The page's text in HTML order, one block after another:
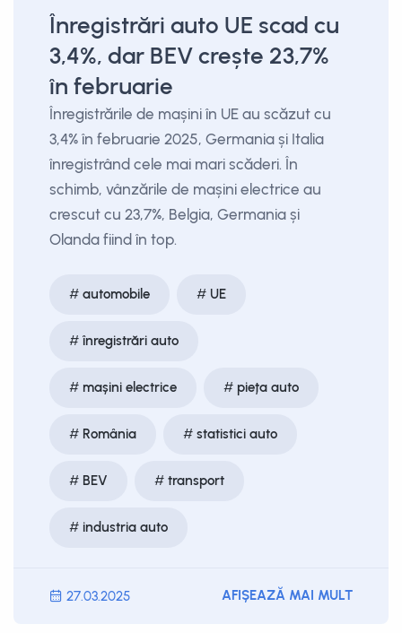
Înregistrări auto UE scad cu
3,4%, dar BEV crește 23,7%
în februarie
Înregistrările de mașini în UE au scăzut cu
3,4% în februarie 2025, Germania și Italia
înregistrând cele mai mari scăderi. În
schimb, vânzările de mașini electrice au
crescut cu 23,7%, Belgia, Germania și
Olanda fiind în top.
automobile UE
înregistrări auto
mașini electrice pieța auto
România statistici auto
BEV transport
industria auto
27.03.2025 AFIȘEAZĂ MAI MULT